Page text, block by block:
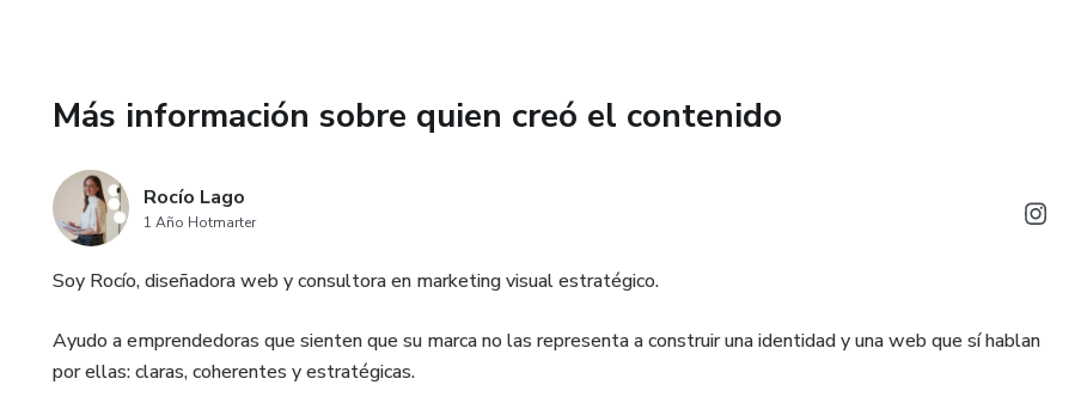
✅ Claridad en tu mensaje
Más información sobre quien creó el contenido
Rocío Lago
1 Año Hotmarter
Soy Rocío, diseñadora web y consultora en marketing visual estratégico.
Ayudo a emprendedoras que sienten que su marca no las representa a construir una identidad y una web que sí hablan
por ellas: claras, coherentes y estratégicas.